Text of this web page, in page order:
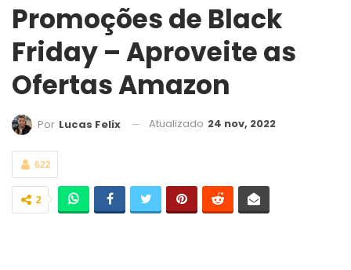
Promoções de Black
Friday – Aproveite as
Ofertas Amazon
Por Lucas Felix Atualizado 24 nov, 2022
622
2